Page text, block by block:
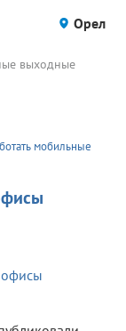
Орел
выходные
мобильные